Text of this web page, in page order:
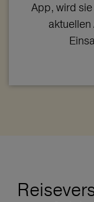
App, wird
aktuellen